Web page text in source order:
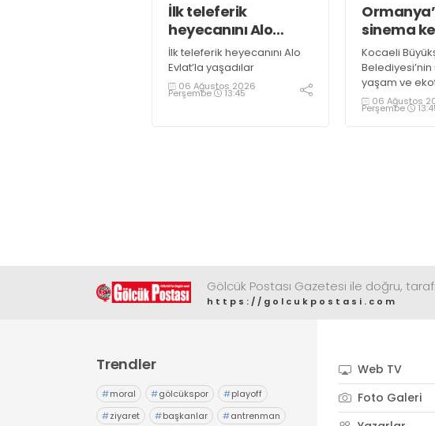
İlk teleferik
heyecanını Alo
Evlat’la yaşadılar
İlk teleferik heyecanını Alo
Evlat’la yaşadılar
06 Ağustos 2026
Perşembe 13:45
sinema
Kocaeli
yaşam ve
merkezi
düzenlediği
06 Ağustos
Perşembe
Gölcük Postası Gazetesi ile doğru,
https://golcukpostasi.com
Trendler
#moral #gölcükspor #playoff
#ziyaret #başkanlar #antrenman
Web TV
Foto Galeri